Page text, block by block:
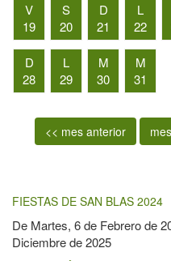
V
19
S
20
D
21
L
22
D
28
L
29
M
30
M
31
<< mes anterior
FIESTAS DE SAN BLAS 2024
De Martes, 6 de Febrero de
Diciembre de 2025